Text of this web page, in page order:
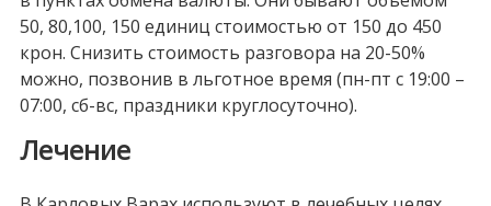
50, 80,100, 150 единиц стоимостью от 150 до 450
крон. Снизить стоимость разговора на 20-50%
можно, позвонив в льготное время (пн-пт с 19:00 –
07:00, сб-вс, праздники круглосуточно).
Лечение